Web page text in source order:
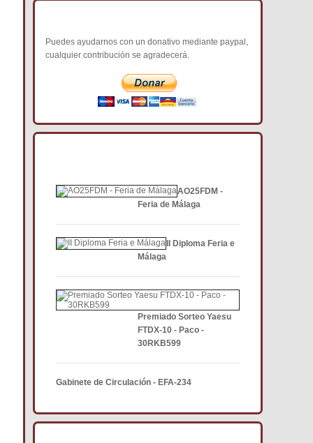
Puedes ayudarnos con un donativo mediante paypal,
cualquier contribución se agradecerá.
AO25FDM -
Feria de Málaga
II Diploma Feria e
Málaga
Premiado Sorteo Yaesu
FTDX-10 - Paco -
30RKB599
Gabinete de Circulación - EFA-234